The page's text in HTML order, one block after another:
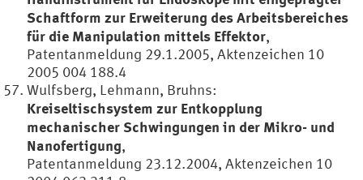
Schaftform zur Erweiterung des Arbeitsbereiches
für die Manipulation mittels Effektor,
Patentanmeldung 29.1.2005, Aktenzeichen 10
2005 004 188.4
Wulfsberg, Lehmann, Bruhns:
Kreiseltischsystem zur Entkopplung
mechanischer Schwingungen in der Mikro- und
Nanofertigung,
Patentanmeldung 23.12.2004, Aktenzeichen 10